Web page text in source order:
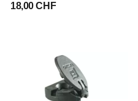
18,00 CHF